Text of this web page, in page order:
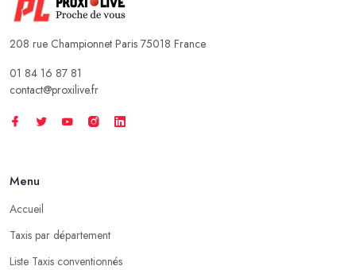
208 rue Championnet Paris 75018 France
01 84 16 87 81
contact@proxilive.fr
Menu
Accueil
Taxis par département
Liste Taxis conventionnés